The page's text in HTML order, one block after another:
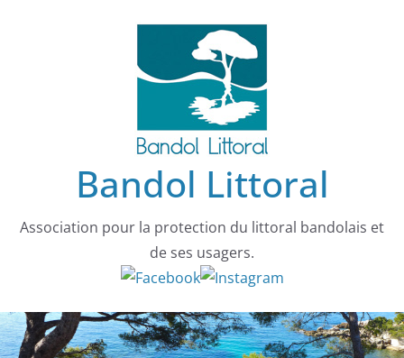
Bandol Littoral
Association pour la protection du littoral bandolais et
de ses usagers.